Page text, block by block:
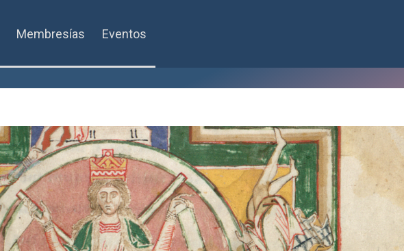
Membresías Eventos